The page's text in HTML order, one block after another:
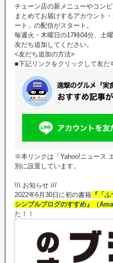
チェーン店の新メニューやコン
まとめてお届けするアカウント
ート」の配信がスタート。
毎週火・木曜日の17時04分、土
友だち追加してください。
<友だち追加の方法>
■下記リンクをクリックして友だ
※本リンクは「Yahoo!ニュース
別に設置しています。
\\\ お知らせ ///
2022年6月30日に初の書籍 『「
シンプルブログのすすめ』（
た！！